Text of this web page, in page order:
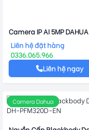
Camera IP AI 5MP
IPC-HFW3549T1P-AS-PV
Liên hệ đặt hàng
0336.065.966
Liên hệ ngay
Camera Dahua